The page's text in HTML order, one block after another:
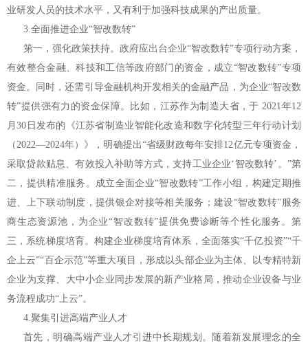
业研发人员的技术水平，又有利于加强科技成果的产出质量。
3.全面推进企业“智改数转”
第一，强化政策扶持。政府应出台企业“智改数转”专项行动方案，
有效整合金融、科技和工信等政府部门的资金，成立“智改数转”专项
资金。同时，还需引导金融机构开发相关的金融产品，为企业“智改数
转”提供强有力的资金保障。比如，江苏作为制造大省，于 2021年12
月30日发布的《江苏省制造业智能化改造和数字化转型三年行动计划
（2022—2024年）》，明确提出“省级财政每年安排12亿元专项资金，
采取贷款贴息、有效投入补助等方式，支持工业企业‘智改数转’。”第
二，提供精准服务。成立全面企业“智改数转”工作小组，构建定期推
进、上下联动制度，提供银企对接等相关服务；建设“智改数转”服务
商生态资源池，为企业“智改数转”提供免费诊断等个性化服务。第
三，系统梯度培育。构建企业梯度培育体系，全面落实“千亿投资”“千
企上云”“百企示范”等重大项目，形成以头部企业为主体、以专精特新
企业为支撑、大中小企业同步发展的新产业格局，推动企业设备与业
务流程成功“上云”。
4.聚集引进高端产业人才
首先，明确高端产业人才引进中长期规划。随着新发展理念的全